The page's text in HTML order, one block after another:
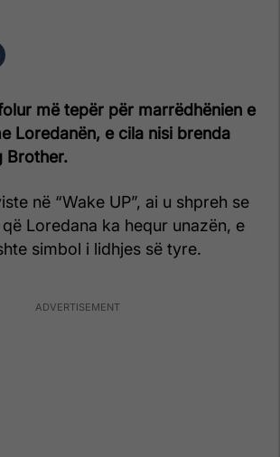
më tepër për marrëdhënien e
Loredanën, e cila nisi brenda
Brother.
në “Wake UP”, ai u shpreh se
Loredana ka hequr unazën, e
simbol i lidhjes së tyre.